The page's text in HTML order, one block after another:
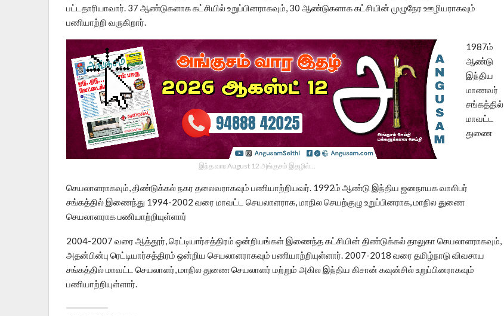
பட்டதாரியாவார். 37 ஆண்டுகளாக கட்சியில் உறுப்பினராகவும், 30 ஆண்டுகளாக கட்சியின் முழுநேர ஊழியராகவும்
பணியாற்றி வருகிறார்.
இந்த வார August 12 அங்குசம் இதழில்…
1987ம்
ஆண்டு
இந்திய
மாணவர்
சங்கத்தில்
மாவட்ட
துணை
செயலாளராகவும், திண்டுக்கல் நகர தலைவராகவும் பணியாற்றியவர். 1992ம் ஆண்டு இந்திய ஜனநாயக வாலிபர்
சங்கத்தில் இணைந்து 1994-2002 வரை மாவட்ட செயலாளராக, மாநில செயற்குழு உறுப்பினராக, மாநில துணை
செயலாளராக பணியாற்றியுள்ளார்
2004-2007 வரை ஆத்தூர், ரெட்டியார்சத்திரம் ஒன்றியங்கள் இணைந்த கட்சியின் திண்டுக்கல் தாலுகா செயலாளராகவும்,
அதன்பின்பு ரெட்டியார்சத்திரம் ஒன்றிய செயலாளராகவும் பணியாற்றியுள்ளார். 2007-2018 வரை தமிழ்நாடு விவசாய
சங்கத்தில் மாவட்ட செயலாளர், மாநில துணை செயலாளர் மற்றும் அகில இந்திய கிசான் கவுன்சில் உறுப்பினராகவும்
பணியாற்றியுள்ளார்.